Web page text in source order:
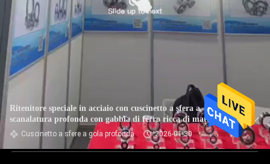
Ritenitore speciale in acciaio con cuscinetto a sfera a
scanalatura profonda con gabbia di ferro ricca di materiale
adatto a apparecchiature meccaniche pesanti
Cuscinetto a sfere a gola profonda 2026-01-30